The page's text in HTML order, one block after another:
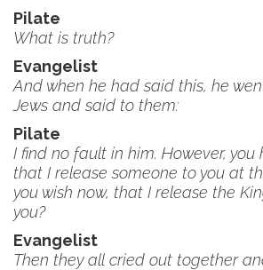
Pilate
What is truth?
Evangelist
And when he had said this, he
Jews and said to them:
Pilate
I find no fault in him. However, you
that I release someone to you at
you wish now, that I release the
you?
Evangelist
Then they all cried out together